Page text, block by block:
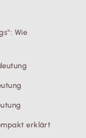
Wie
erklärt